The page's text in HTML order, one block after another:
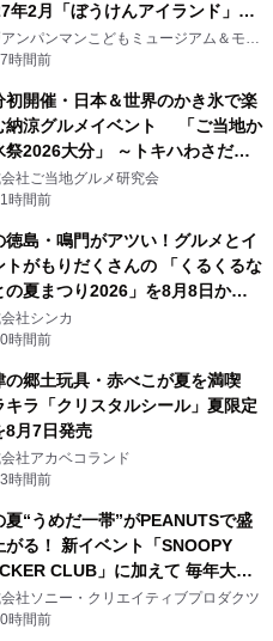
年2月「ぼうけんアイランド」が
プン
ンパンマンこどもミュージアム＆モー
時間前
初開催・日本＆世界のかき氷で楽
納涼グルメイベント 「ご当地か
祭2026大分」 ～トキハわさだタ
で8月21日～31日まで11日間限定
～
社ご当地グルメ研究会
時間前
徳島・鳴門がアツい！グルメとイ
トがもりだくさんの 「くるくるな
の夏まつり2026」を8月8日から9
開催 ～夏限定メニューや大抽選
大学芋スティックの振る舞いも～
社シンカ
時間前
の郷土玩具・赤べこが夏を満喫
キラ「クリスタルシール」夏限定
8月7日発売
社アカベコランド
時間前
夏“うめだ一帯”がPEANUTSで盛
がる！ 新イベント「SNOOPY
CLUB」に加えて 毎年大好
急の「うめだスヌーピーフェステ
ル」、 グラングリーン大阪 ショ
社ソニー・クリエイティブプロダクツ
時間前